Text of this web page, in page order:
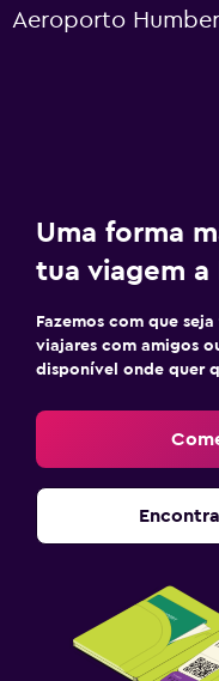
Aeroporto
Uma forma
tua viagem a
Fazemos com que
viajares com amigos
disponível onde quer